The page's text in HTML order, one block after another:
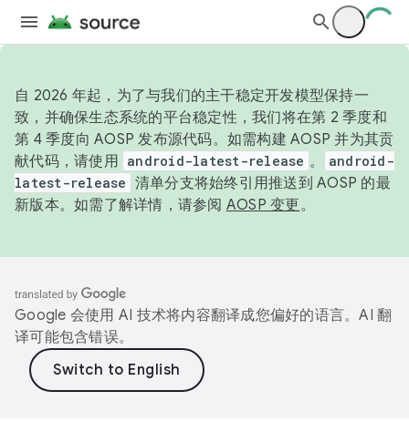
自 2026 年起，为了与我们的主干稳定开发模型保持一
致，并确保生态系统的平台稳定性，我们将在第 2 季度和
第 4 季度向 AOSP 发布源代码。如需构建 AOSP 并为其贡
献代码，请使用 android-latest-release 。
android-
latest-release 清单分支将始终引用推送到 AOSP 的最
新版本。如需了解详情，请参阅 AOSP 变更。
Google 会使用 AI 技术将内容翻译成您偏好的语言。AI 翻
译可能包含错误。